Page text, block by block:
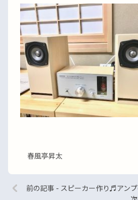
春風亭昇太
前の記事 - スピーカー作り♬アン